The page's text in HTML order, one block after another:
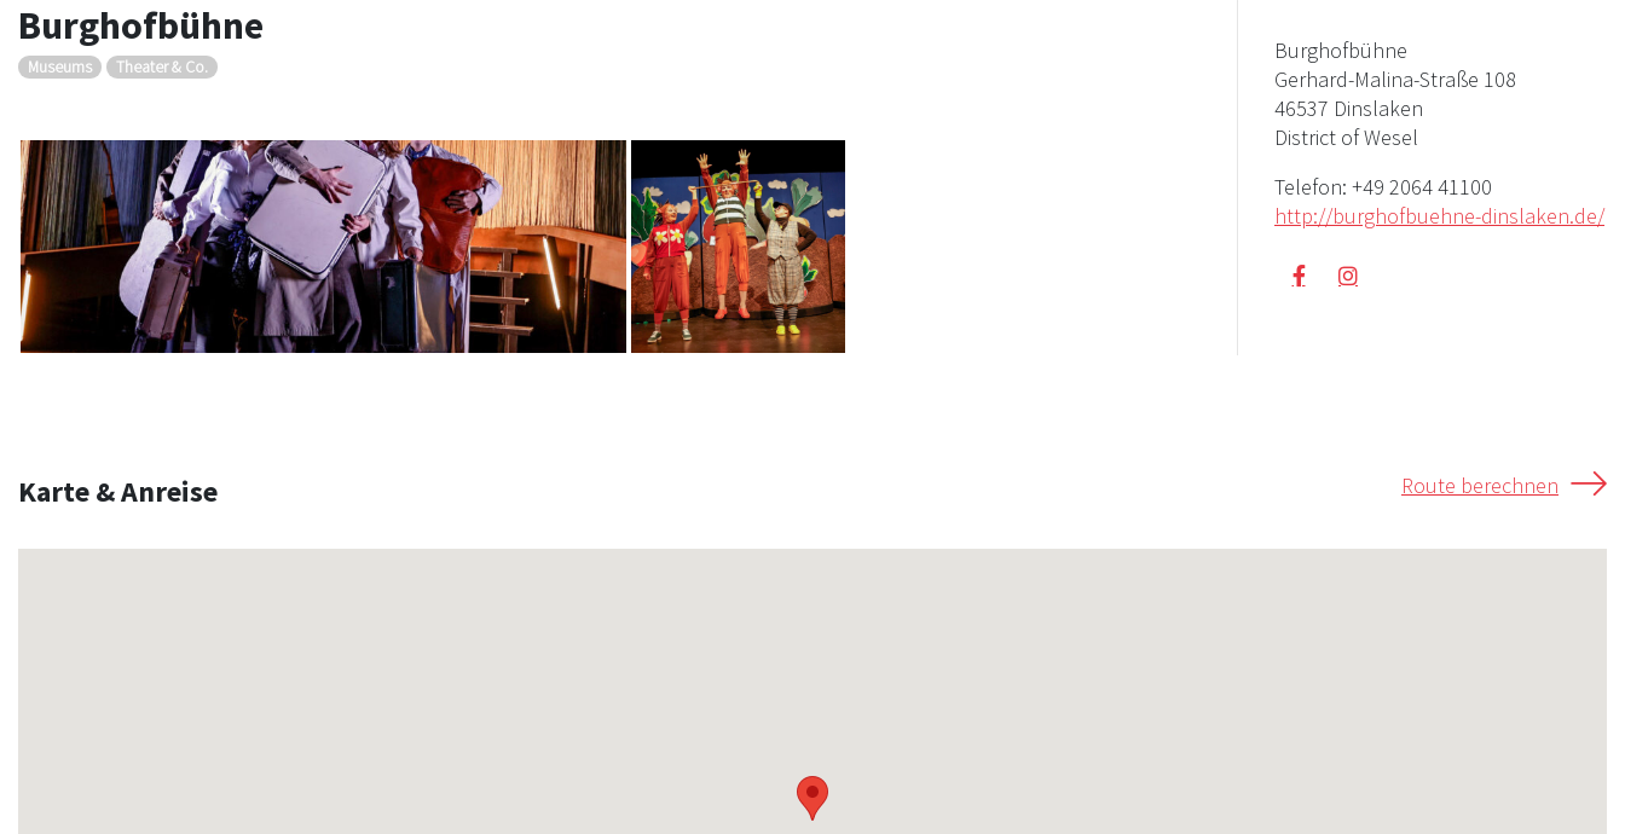
Burghofbühne
Museums Theater & Co.
Burghofbühne
Gerhard-Malina-Straße 108
46537 Dinslaken
District of Wesel
Telefon: +49 2064 41100
http://burghofbuehne-dinslaken.de/
Karte & Anreise Route berechnen